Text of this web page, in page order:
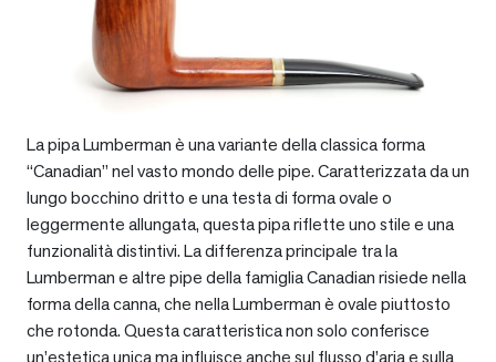
La pipa Lumberman è una variante della classica forma
“Canadian” nel vasto mondo delle pipe. Caratterizzata da un
lungo bocchino dritto e una testa di forma ovale o
leggermente allungata, questa pipa riflette uno stile e una
funzionalità distintivi. La differenza principale tra la
Lumberman e altre pipe della famiglia Canadian risiede nella
forma della canna, che nella Lumberman è ovale piuttosto
che rotonda. Questa caratteristica non solo conferisce
un’estetica unica ma influisce anche sul flusso d’aria e sulla